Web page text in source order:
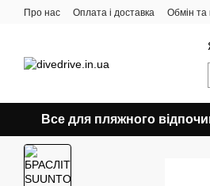
Перейти до основного контенту
Про нас Оплата і доставка Обмін та
Все для пляжного